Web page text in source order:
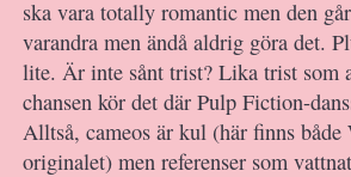
ska vara totally romantic men den
varandra men ändå aldrig göra det.
lite. Är inte sånt trist? Lika trist som
chansen kör det där Pulp Fiction-
Alltså, cameos är kul (här finns
originalet) men referenser som